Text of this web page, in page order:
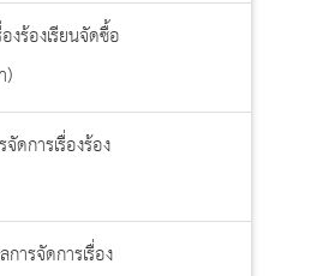
งร้องเรียนจัดซื้อ
)
ดการเรื่องร้อง
ารจัดการเรื่อง